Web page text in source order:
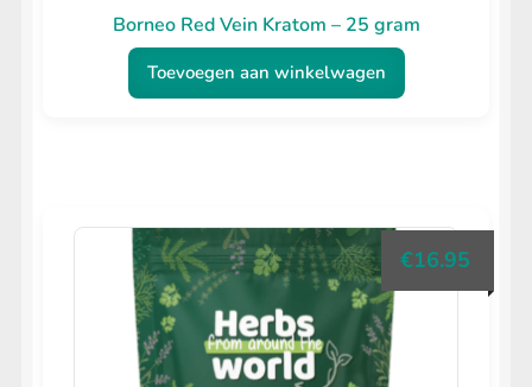
Borneo Red Vein Kratom – 25 gram
Toevoegen aan winkelwagen
€16.95